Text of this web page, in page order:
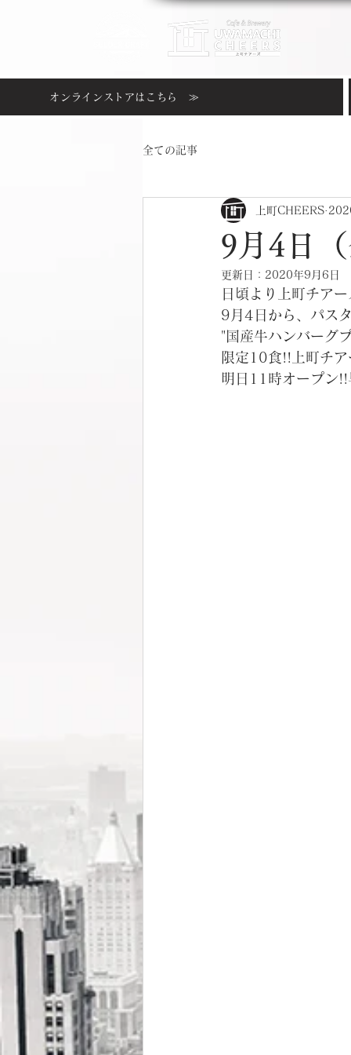
オンラインストアはこちら ≫
全ての記事
9月4日
上町CHEERS
更新日： 2020年9月6日
日頃より上町チア
9月4日から、パス
"国産牛ハンバーグ
限定10食!!上町チ
明日11時オープン